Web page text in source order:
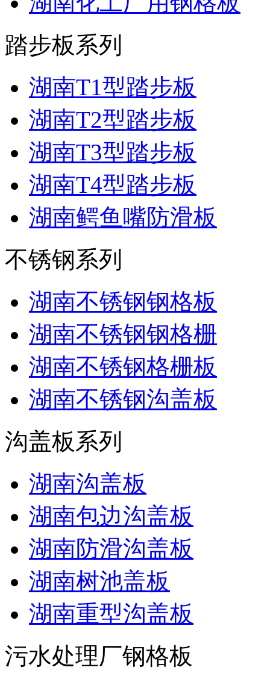
踏步板系列
湖南T1型踏步板
湖南T2型踏步板
湖南T3型踏步板
湖南T4型踏步板
湖南鳄鱼嘴防滑板
不锈钢系列
湖南不锈钢钢格板
湖南不锈钢钢格栅
湖南不锈钢格栅板
湖南不锈钢沟盖板
沟盖板系列
湖南沟盖板
湖南包边沟盖板
湖南防滑沟盖板
湖南树池盖板
湖南重型沟盖板
污水处理厂钢格板